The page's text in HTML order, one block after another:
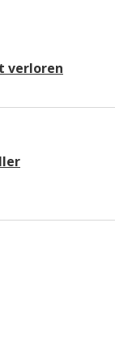
verloren